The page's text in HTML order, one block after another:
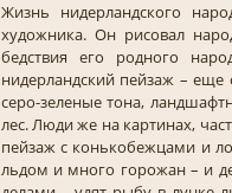
Жизнь нидерландского
художника. Он рисовал
бедствия его родного
нидерландский пейзаж – еще
серо-зеленые тона,
лес. Люди же на картинах,
пейзаж с конькобежцами и
льдом и много горожан – и